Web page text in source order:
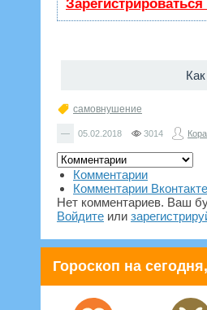
самовнушение
— 05.02.2018 3014
Комментарии
Комментарии Вконтакте
Нет комментариев. Ваш
Войдите или
Гороскоп на